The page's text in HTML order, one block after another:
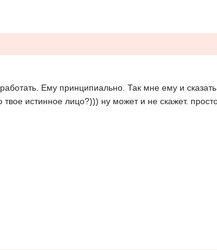
Ему принципиально. Так мне ему и
истинное лицо?))) ну может и не скажет.